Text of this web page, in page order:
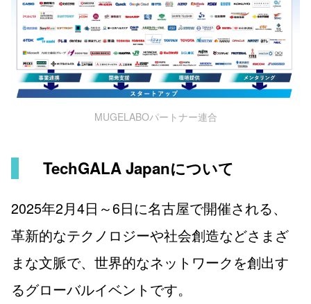
MUGELABOパートナー連合
TechGALA Japanについて
2025年2月4日～6日に名古屋で開催される、
革新的なテクノロジーや社会創造などさまざ
まな文脈で、世界的なネットワークを創出す
るグローバルイベントです。